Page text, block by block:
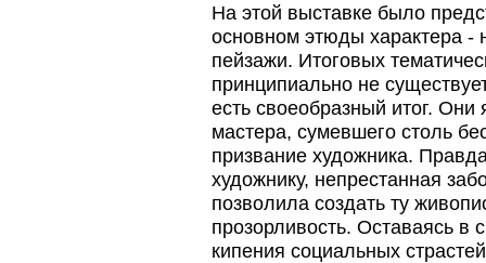
На этой выставке было
основном этюды характера -
пейзажи. Итоговых
принципиально не
есть своеобразный итог.
мастера, сумевшего столь
призвание художника.
художнику, непрестанная
позволила создать ту
прозорливость. Оставаясь в
кипения социальных